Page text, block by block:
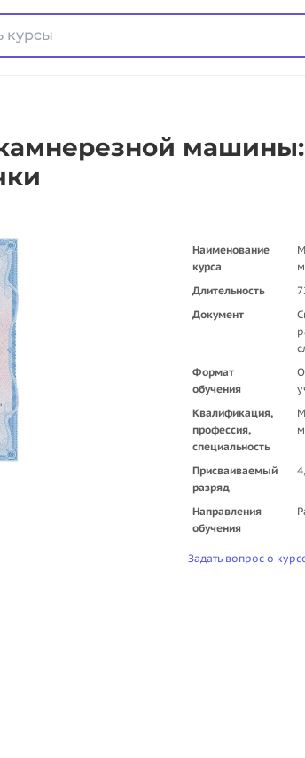
курсы
машины:
Наименование
курса
Длительность
Документ
Формат
обучения
Квалификация,
профессия,
специальность
Присваиваемый
разряд
Направления
обучения
Задать вопрос о